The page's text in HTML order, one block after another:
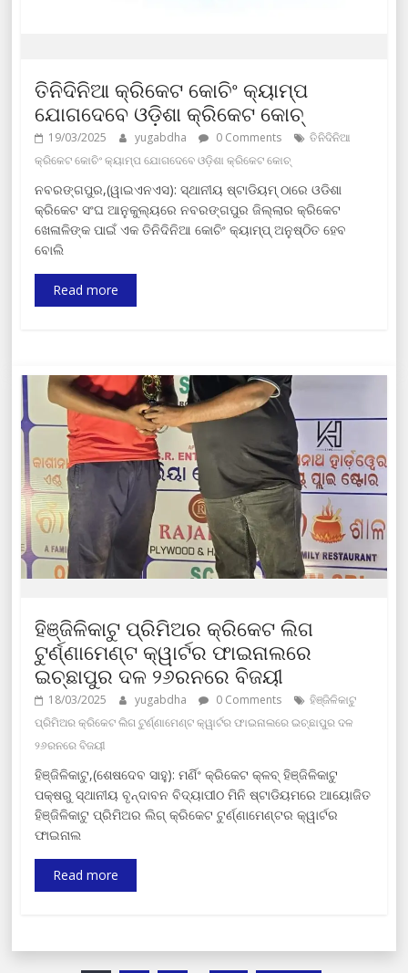
ତିନିଦିନିଆ କ୍ରିକେଟ କୋଚିଂ କ୍ୟାମ୍ପ
ଯୋଗଦେବେ ଓଡ଼ିଶା କ୍ରିକେଟ କୋଚ୍
19/03/2025 yugabdha 0 Comments
ତିନିଦିନିଆ
କ୍ରିକେଟ କୋଚିଂ କ୍ୟାମ୍ପ ଯୋଗଦେବେ ଓଡ଼ିଶା କ୍ରିକେଟ କୋଚ୍
ନବରଙ୍ଗପୁର,(ୱାଇଏନଏସ): ସ୍ଥାନୀୟ ଷ୍ଟାଡିୟମ୍ ଠାରେ ଓଡିଶା
କ୍ରିକେଟ ସଂଘ ଆନୁକୁଲ୍ୟରେ ନବରଙ୍ଗପୁର ଜିଲ୍ଲାର କ୍ରିକେଟ
ଖେଳାଳିଙ୍କ ପାଇଁ ଏକ ତିନିଦିନିଆ କୋଚିଂ କ୍ୟାମ୍ପ୍ ଅନୁଷ୍ଠିତ ହେବ
ବୋଲି
Read more
ହିଞ୍ଜିଳିକାଟୁ ପ୍ରିମିଅର କ୍ରିକେଟ ଲିଗ
ଟୁର୍ଣ୍ଣାମେଣ୍ଟ କ୍ୱାର୍ଟର ଫାଇନାଲରେ
ଇଚ୍ଛାପୁର ଦଳ ୨୬ରନରେ ବିଜୟୀ
18/03/2025 yugabdha 0 Comments
ହିଞ୍ଜିଳିକାଟୁ
ପ୍ରିମିଅର କ୍ରିକେଟ ଲିଗ ଟୁର୍ଣ୍ଣାମେଣ୍ଟ କ୍ୱାର୍ଟର ଫାଇନାଲରେ ଇଚ୍ଛାପୁର ଦଳ
୨୬ରନରେ ବିଜୟୀ
ହିଞ୍ଜିଳିକାଟୁ,(ଶେଷଦେବ ସାହୁ): ମର୍ଣିଂ କ୍ରିକେଟ କ୍ଳବ୍ ହିଞ୍ଜିଳିକାଟୁ
ପକ୍ଷରୁ ସ୍ଥାନୀୟ ବୃନ୍ଦାବନ ବିଦ୍ୟାପୀଠ ମିନି ଷ୍ଟାଡିୟମରେ ଆୟୋଜିତ
ହିଞ୍ଜିଳିକାଟୁ ପ୍ରିମିଅର ଲିଗ୍ କ୍ରିକେଟ ଟୁର୍ଣ୍ଣାମେଣ୍ଟର କ୍ୱାର୍ଟର
ଫାଇନାଲ
Read more